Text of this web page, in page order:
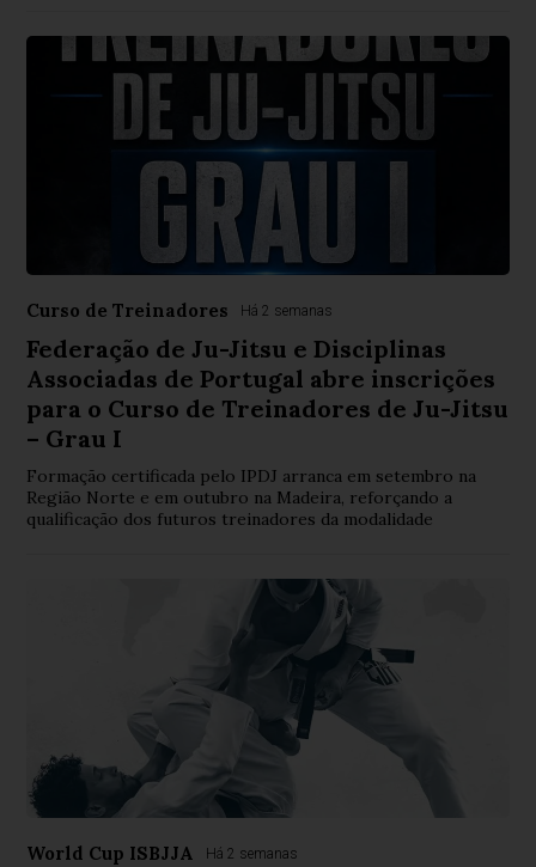
Curso de Treinadores Há 2 semanas
Federação de Ju-Jitsu e Disciplinas
Associadas de Portugal abre inscrições
para o Curso de Treinadores de Ju-Jitsu
– Grau I
Formação certificada pelo IPDJ arranca em setembro na
Região Norte e em outubro na Madeira, reforçando a
qualificação dos futuros treinadores da modalidade
World Cup ISBJJA Há 2 semanas